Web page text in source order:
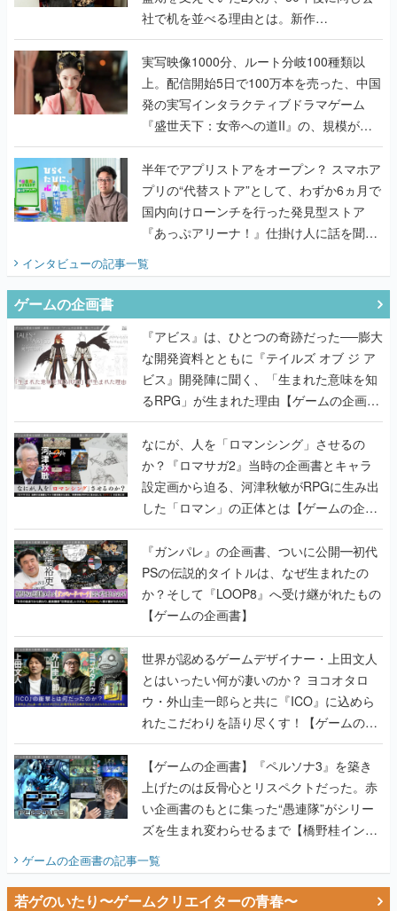
社で机を並べる理由とは。新作
『TATSUJIN EXTREME』で初タッグを組
んだレジェンド2人に訊く開発秘話
実写映像1000分、ルート分岐100種類以
上。配信開始5日で100万本を売った、中国
発の実写インタラクティブドラマゲーム
『盛世天下：女帝への道II』の、規模が違
うこだわりをプロデューサーに聞いた
半年でアプリストアをオープン？ スマホア
プリの“代替ストア”として、わずか6ヵ月で
国内向けローンチを行った発見型ストア
『あっぷアリーナ！』仕掛け人に話を聞い
てみた
インタビューの記事一覧
ゲームの企画書
『アビス』は、ひとつの奇跡だった──膨大
な開発資料とともに『テイルズ オブ ジ ア
ビス』開発陣に聞く、「生まれた意味を知
るRPG」が生まれた理由【ゲームの企画
書】
なにが、人を「ロマンシング」させるの
か？『ロマサガ2』当時の企画書とキャラ
設定画から迫る、河津秋敏がRPGに生み出
した「ロマン」の正体とは【ゲームの企画
書】
『ガンパレ』の企画書、ついに公開━初代
PSの伝説的タイトルは、なぜ生まれたの
か？そして『LOOP8』へ受け継がれたもの
【ゲームの企画書】
世界が認めるゲームデザイナー・上田文人
とはいったい何が凄いのか？ ヨコオタロ
ウ・外山圭一郎らと共に『ICO』に込めら
れたこだわりを語り尽くす！【ゲームの企
画書】
【ゲームの企画書】『ペルソナ3』を築き
上げたのは反骨心とリスペクトだった。赤
い企画書のもとに集った“愚連隊”がシリー
ズを生まれ変わらせるまで【橋野桂インタ
ビュー】
ゲームの企画書の記事一覧
若ゲのいたり〜ゲームクリエイターの青春〜